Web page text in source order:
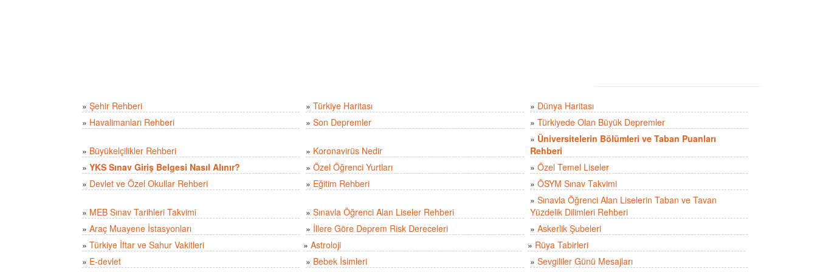
» Şehir Rehberi » Türkiye Haritası » Dünya Haritası
» Havalimanları Rehberi » Son Depremler » Türkiyede Olan Büyük Depremler
» Büyükelçilikler Rehberi » Koronavirüs Nedir
» Üniversitelerin Bölümleri ve Taban Puanları
Rehberi
» YKS Sınav Giriş Belgesi Nasıl Alınır? » Özel Öğrenci Yurtları » Özel Temel Liseler
» Devlet ve Özel Okullar Rehberi » Eğitim Rehberi » ÖSYM Sınav Takvimi
» MEB Sınav Tarihleri Takvimi » Sınavla Öğrenci Alan Liseler Rehberi
» Sınavla Öğrenci Alan Liselerin Taban ve Tavan
Yüzdelik Dilimleri Rehberi
» Araç Muayene İstasyonları » İllere Göre Deprem Risk Dereceleri » Askerlik Şubeleri
» Türkiye İftar ve Sahur Vakitleri » Astroloji » Rüya Tabirleri
» E-devlet » Bebek İsimleri » Sevgililer Günü Mesajları